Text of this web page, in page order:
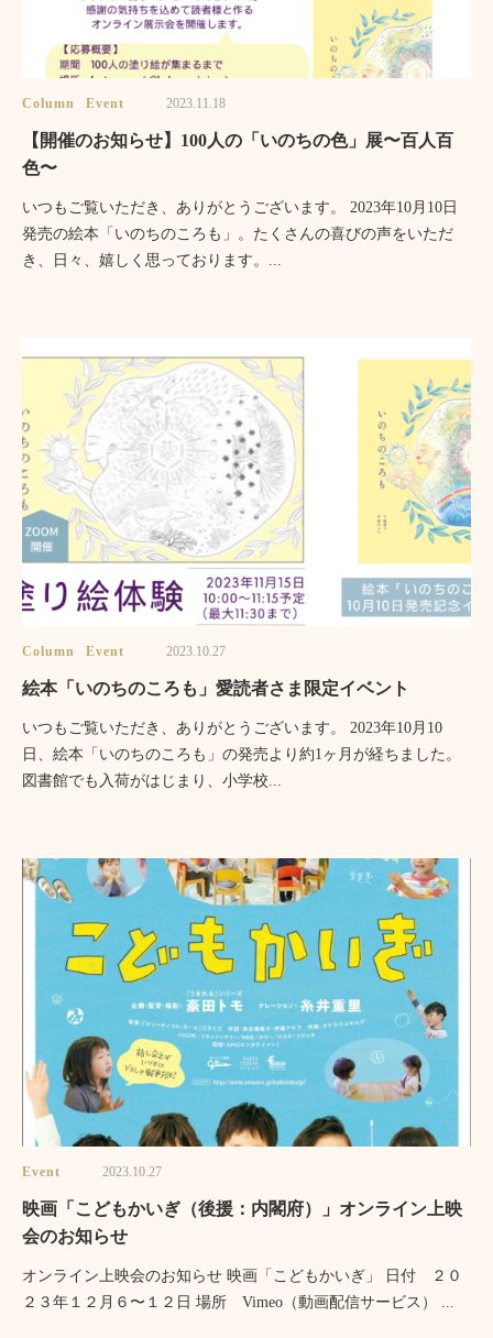
Column Event 2023.11.18
【開催のお知らせ】100人の「いのちの色」展〜百人百
色〜
いつもご覧いただき、ありがとうございます。 2023年10月10日
発売の絵本「いのちのころも」。たくさんの喜びの声をいただ
き、日々、嬉しく思っております。...
Column Event 2023.10.27
絵本「いのちのころも」愛読者さま限定イベント
いつもご覧いただき、ありがとうございます。 2023年10月10
日、絵本「いのちのころも」の発売より約1ヶ月が経ちました。
図書館でも入荷がはじまり、小学校...
Event 2023.10.27
映画「こどもかいぎ（後援：内閣府）」オンライン上映
会のお知らせ
オンライン上映会のお知らせ 映画「こどもかいぎ」 日付 ２０
２３年１２月６〜１２日 場所 Vimeo（動画配信サービス） ...